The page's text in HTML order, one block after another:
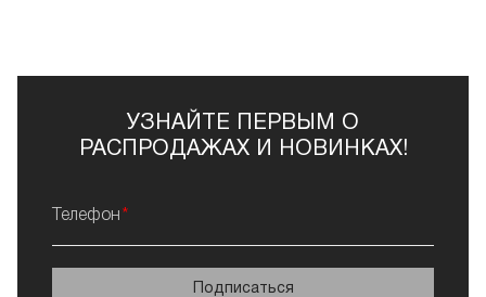
УЗНАЙТЕ ПЕРВЫМ О
РАСПРОДАЖАХ И НОВИНКАХ!
Телефон
Подписаться